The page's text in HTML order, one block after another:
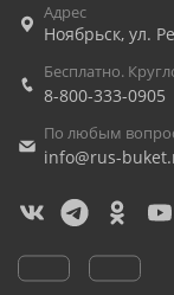
Адрес
Ноябрьск, ул.
Бесплатно.
8-800-333-0905
По любым
info@rus-